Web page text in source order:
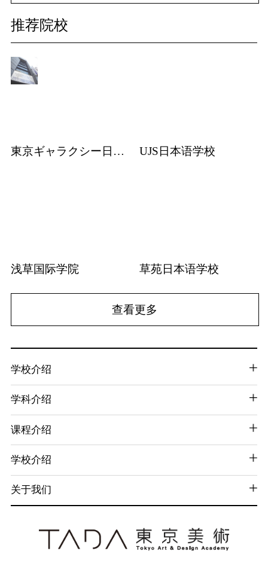
推荐院校
東京ギャラクシー日本語学校 UJS日本语学校
浅草国际学院 草苑日本语学校
查看更多
学校介绍
学科介绍
课程介绍
学校介绍
关于我们